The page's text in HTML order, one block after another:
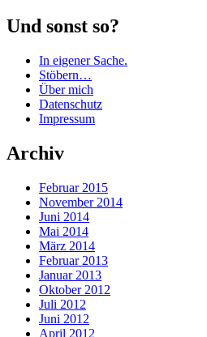
Und sonst so?
In eigener Sache.
Stöbern…
Über mich
Datenschutz
Impressum
Archiv
Februar 2015
November 2014
Juni 2014
Mai 2014
März 2014
Februar 2013
Januar 2013
Oktober 2012
Juli 2012
Juni 2012
April 2012